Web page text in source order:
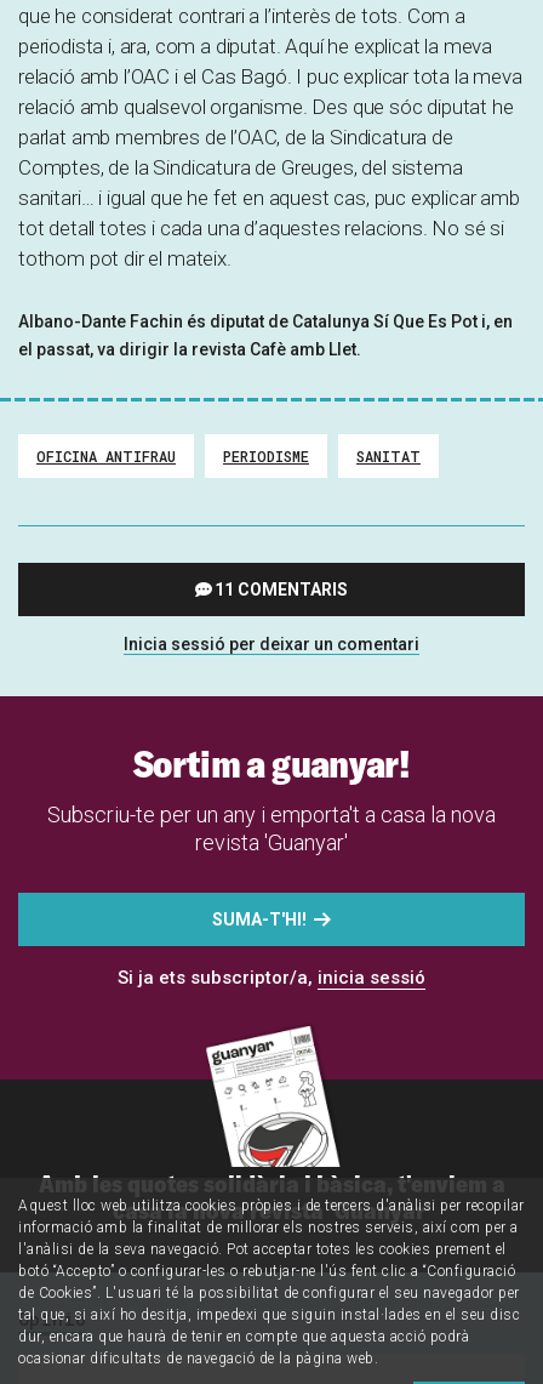
que he considerat contrari a l’interès de tots. Com a
periodista i, ara, com a diputat. Aquí he explicat la meva
relació amb l’OAC i el Cas Bagó. I puc explicar tota la meva
relació amb qualsevol organisme. Des que sóc diputat he
parlat amb membres de l’OAC, de la Sindicatura de
Comptes, de la Sindicatura de Greuges, del sistema
sanitari… i igual que he fet en aquest cas, puc explicar amb
tot detall totes i cada una d’aquestes relacions. No sé si
tothom pot dir el mateix.
Albano-Dante Fachin és diputat de Catalunya Sí Que Es Pot i, en
el passat, va dirigir la revista Cafè amb Llet.
OFICINA ANTIFRAU PERIODISME SANITAT
11 COMENTARIS
Inicia sessió per deixar un comentari
Sortim a guanyar!
Subscriu-te per un any i emporta't a casa la nova
revista 'Guanyar'
SUMA-T'HI!
Si ja ets subscriptor/a, inicia sessió
Amb les quotes solidària i bàsica, t'enviem a
casa la nova revista 'Guanyar'
Opinió
Aquest lloc web utilitza cookies pròpies i de tercers d'anàlisi per recopilar
informació amb la finalitat de millorar els nostres serveis, així com per a
l'anàlisi de la seva navegació. Pot acceptar totes les cookies prement el
botó “Accepto” o configurar-les o rebutjar-ne l'ús fent clic a “Configuració
de Cookies”. L'usuari té la possibilitat de configurar el seu navegador per
tal que, si així ho desitja, impedexi que siguin instal·lades en el seu disc
dur, encara que haurà de tenir en compte que aquesta acció podrà
ocasionar dificultats de navegació de la pàgina web.